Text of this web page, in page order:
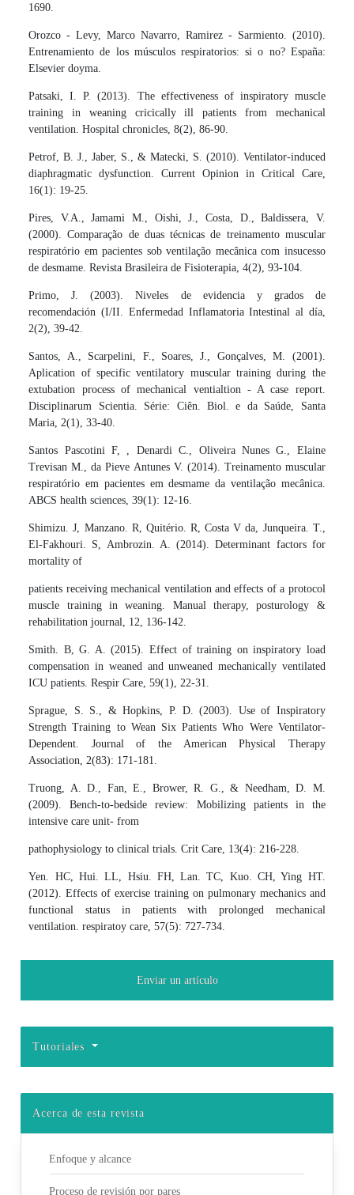
1690.
Orozco - Levy, Marco Navarro, Ramirez - Sarmiento. (2010).
Entrenamiento de los músculos respiratorios: si o no? España:
Elsevier doyma.
Patsaki, I. P. (2013). The effectiveness of inspiratory muscle
training in weaning cricically ill patients from mechanical
ventilation. Hospital chronicles, 8(2), 86-90.
Petrof, B. J., Jaber, S., & Matecki, S. (2010). Ventilator-induced
diaphragmatic dysfunction. Current Opinion in Critical Care,
16(1): 19-25.
Pires, V.A., Jamami M., Oishi, J., Costa, D., Baldissera, V.
(2000). Comparação de duas técnicas de treinamento muscular
respiratório em pacientes sob ventilação mecânica com insucesso
de desmame. Revista Brasileira de Fisioterapia, 4(2), 93-104.
Primo, J. (2003). Niveles de evidencia y grados de
recomendación (I/II. Enfermedad Inflamatoria Intestinal al día,
2(2), 39-42.
Santos, A., Scarpelini, F., Soares, J., Gonçalves, M. (2001).
Aplication of specific ventilatory muscular training during the
extubation process of mechanical ventialtion - A case report.
Disciplinarum Scientia. Série: Ciên. Biol. e da Saúde, Santa
Maria, 2(1), 33-40.
Santos Pascotini F, , Denardi C., Oliveira Nunes G., Elaine
Trevisan M., da Pieve Antunes V. (2014). Treinamento muscular
respiratório em pacientes em desmame da ventilação mecânica.
ABCS health sciences, 39(1): 12-16.
Shimizu. J, Manzano. R, Quitério. R, Costa V da, Junqueira. T.,
El-Fakhouri. S, Ambrozin. A. (2014). Determinant factors for
mortality of
patients receiving mechanical ventilation and effects of a protocol
muscle training in weaning. Manual therapy, posturology &
rehabilitation journal, 12, 136-142.
Smith. B, G. A. (2015). Effect of training on inspiratory load
compensation in weaned and unweaned mechanically ventilated
ICU patients. Respir Care, 59(1), 22-31.
Sprague, S. S., & Hopkins, P. D. (2003). Use of Inspiratory
Strength Training to Wean Six Patients Who Were Ventilator-
Dependent. Journal of the American Physical Therapy
Association, 2(83): 171-181.
Truong, A. D., Fan, E., Brower, R. G., & Needham, D. M.
(2009). Bench-to-bedside review: Mobilizing patients in the
intensive care unit- from
pathophysiology to clinical trials. Crit Care, 13(4): 216-228.
Yen. HC, Hui. LL, Hsiu. FH, Lan. TC, Kuo. CH, Ying HT.
(2012). Effects of exercise training on pulmonary mechanics and
functional status in patients with prolonged mechanical
ventilation. respiratoy care, 57(5): 727-734.
Enviar un artículo
Tutoriales
Acerca de esta revista
Enfoque y alcance
Proceso de revisión por pares